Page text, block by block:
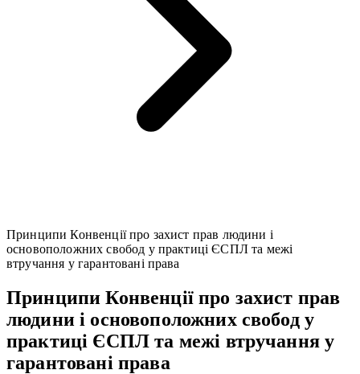
Принципи Конвенції про захист прав людини і
основоположних свобод у практиці ЄСПЛ та межі
втручання у гарантовані права
Принципи Конвенції про захист прав
людини і основоположних свобод у
практиці ЄСПЛ та межі втручання у
гарантовані права